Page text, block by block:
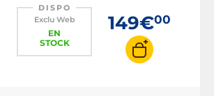
DISPO
Exclu Web
EN
STOCK
149€00